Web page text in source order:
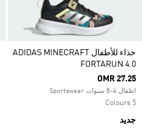
حذاء للأطفال ADIDAS MINECRAFT
FORTARUN 4.0
OMR 27.25
اطفال 4-8 سنوات Sportswear
5 Colours
جديد